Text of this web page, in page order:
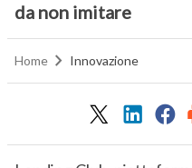
da non imitare
Home Innovazione